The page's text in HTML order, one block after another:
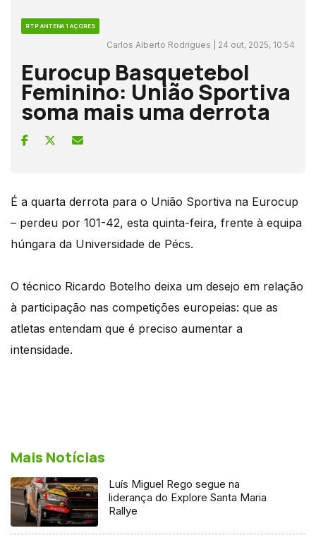
RTP ANTENA 1 AÇORES
Carlos Alberto Rodrigues | 24 out, 2025, 10:54
Eurocup Basquetebol
Feminino: União Sportiva
soma mais uma derrota
É a quarta derrota para o União Sportiva na Eurocup
– perdeu por 101-42, esta quinta-feira, frente à equipa
húngara da Universidade de Pécs.
O técnico Ricardo Botelho deixa um desejo em relação
à participação nas competições europeias: que as
atletas entendam que é preciso aumentar a
intensidade.
Mais Notícias
Luís Miguel Rego segue na
liderança do Explore Santa Maria
Rallye